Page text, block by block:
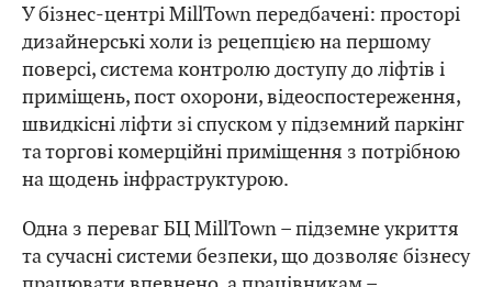
У бізнес-центрі MillTown передбачені: просторі
дизайнерські холи із рецепцією на першому
поверсі, система контролю доступу до ліфтів і
приміщень, пост охорони, відеоспостереження,
швидкісні ліфти зі спуском у підземний паркінг
та торгові комерційні приміщення з потрібною
на щодень інфраструктурою.
Одна з переваг БЦ MillTown – підземне укриття
та сучасні системи безпеки, що дозволяє бізнесу